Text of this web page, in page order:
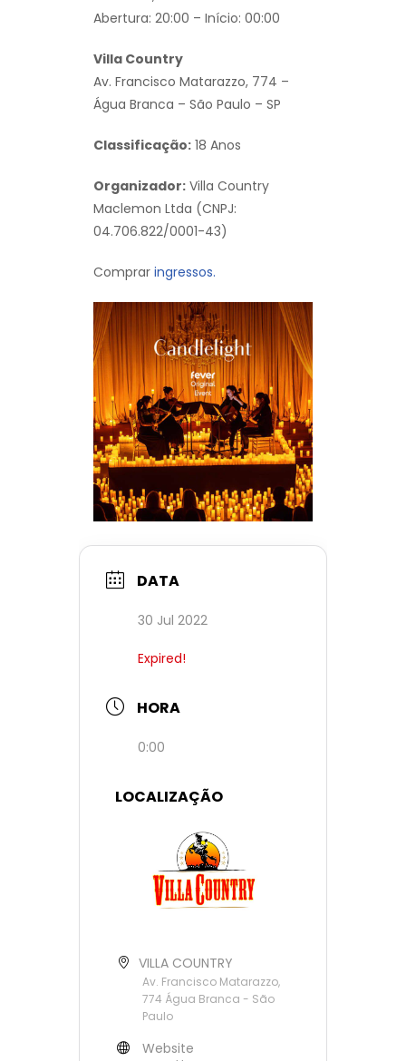
Abertura: 20:00 – Início: 00:00
Villa Country
Av. Francisco Matarazzo, 774 –
Água Branca – São Paulo – SP
Classificação: 18 Anos
Organizador: Villa Country
Maclemon Ltda (CNPJ:
04.706.822/0001-43)
Comprar ingressos.
DATA
30 Jul 2022
Expired!
HORA
0:00
LOCALIZAÇÃO
VILLA COUNTRY
Av. Francisco Matarazzo,
774 Água Branca - São
Paulo
Website